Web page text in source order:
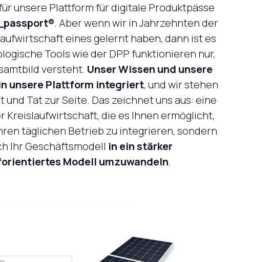
unsere Plattform für digitale Produktpässe
. Aber wenn wir in Jahrzehnten der
eines gelernt haben, dann ist es
Tools wie der DPP funktionieren nur,
versteht. Unser Wissen und unsere
unsere Plattform integriert, und wir stehen
und Tat zur Seite. Das zeichnet uns aus: eine
Kreislaufwirtschaft, die es Ihnen ermöglicht,
täglichen Betrieb zu integrieren, sondern
Ihr Geschäftsmodell in ein stärker
Modell umzuwandeln.